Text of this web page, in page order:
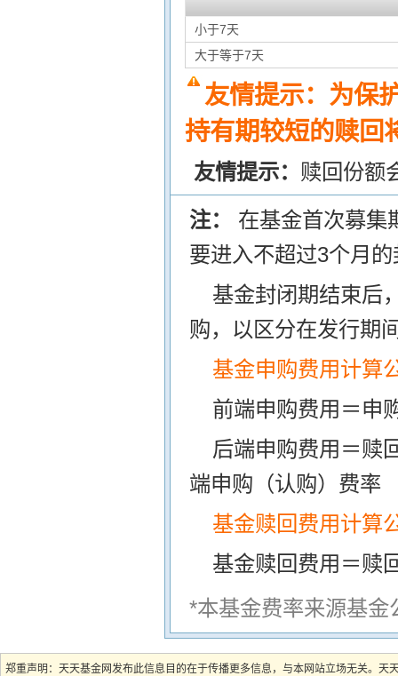
小于7天
大于等于7天
友情提示：为保
持有期较短的赎回
友情提示： 赎回份额
注： 在基金首次募集
要进入不超过3个月
基金封闭期结束后
购，以区分在发行期
基金申购费用计算
前端申购费用＝申
后端申购费用＝赎
端申购（认购）费率
基金赎回费用计算
基金赎回费用＝赎
*本基金费率来源基
郑重声明：天天基金网发布此信息目的在于传播更多信息，与本网站立场无关。